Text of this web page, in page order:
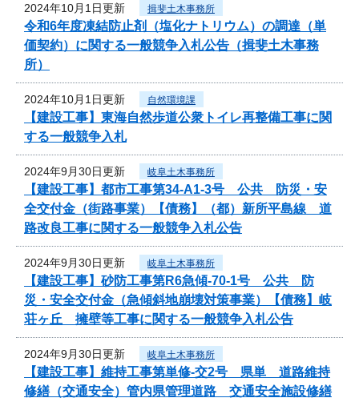
2024年10月1日更新 揖斐土木事務所
令和6年度凍結防止剤（塩化ナトリウム）の調達（単
価契約）に関する一般競争入札公告（揖斐土木事務
所）
2024年10月1日更新 自然環境課
【建設工事】東海自然歩道公衆トイレ再整備工事に関
する一般競争入札
2024年9月30日更新 岐阜土木事務所
【建設工事】都市工事第34-A1-3号 公共 防災・安
全交付金（街路事業）【債務】（都）新所平島線 道
路改良工事に関する一般競争入札公告
2024年9月30日更新 岐阜土木事務所
【建設工事】砂防工事第R6急傾-70-1号 公共 防
災・安全交付金（急傾斜地崩壊対策事業）【債務】岐
荘ヶ丘 擁壁等工事に関する一般競争入札公告
2024年9月30日更新 岐阜土木事務所
【建設工事】維持工事第単修-交2号 県単 道路維持
修繕（交通安全）管内県管理道路 交通安全施設修繕